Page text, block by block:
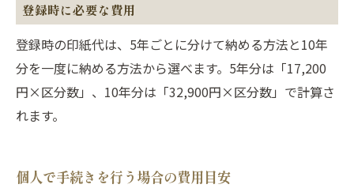
登録時に必要な費用
登録時の印紙代は、5年ごとに分けて納める方法と10年
分を一度に納める方法から選べます。5年分は「17,200
円×区分数」、10年分は「32,900円×区分数」で計算さ
れます。
個人で手続きを行う場合の費用目安